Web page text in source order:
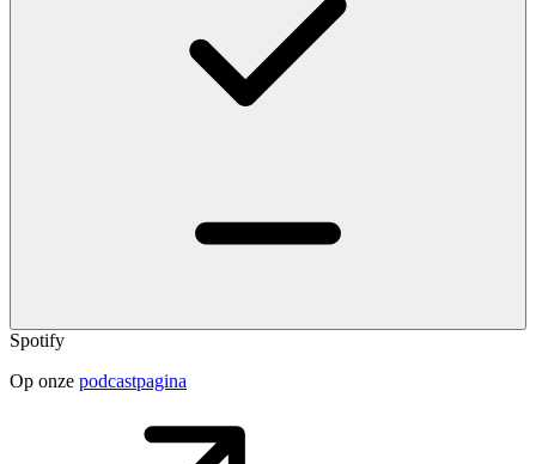
Spotify
Op onze podcastpagina